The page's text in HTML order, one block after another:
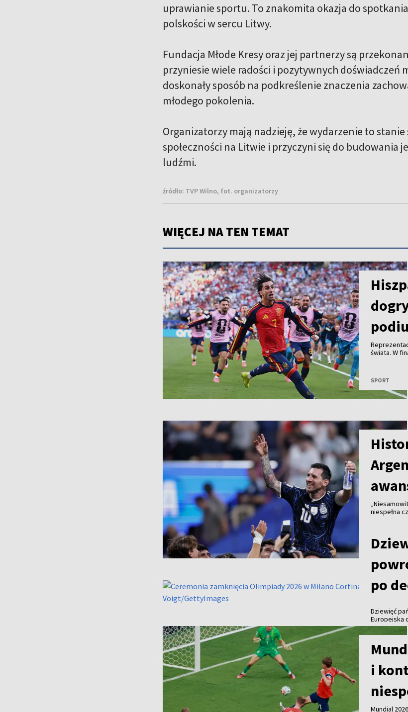
uprawianie sportu. To znakomita okazja do
polskości w sercu Litwy.
Fundacja Młode Kresy oraz jej partnerzy są
przyniesie wiele radości i pozytywnych doświadczeń
doskonały sposób na podkreślenie znaczenia
młodego pokolenia.
Organizatorzy mają nadzieję, że wydarzenie to
społeczności na Litwie i przyczyni się do budowania
ludźmi.
źródło: TVP Wilno, fot. organizatorzy
WIĘCEJ NA TEN TEMAT
świata. W
rokiem
podium.
SPORT
niespełna
zapewniło
wcześniej
SPORT
po
Dziewięć
Europejską
organizacji
sportowców
SPORT
i
Mundial